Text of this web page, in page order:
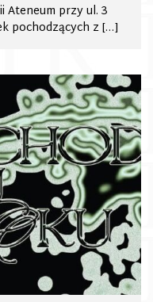
Ateneum przy ul. 3
pochodzących z […]